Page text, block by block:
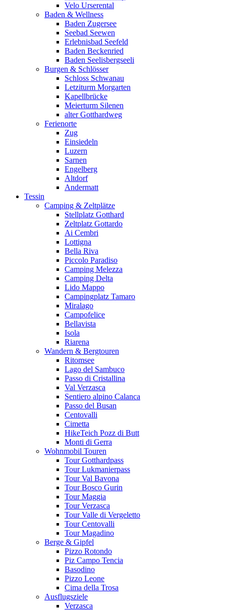
Velo Urserental
Baden & Wellness
Baden Zugersee
Seebad Seewen
Erlebnisbad Seefeld
Baden Beckenried
Baden Seelisbergseeli
Burgen & Schlösser
Schloss Schwanau
Letziturm Morgarten
Kapellbrücke
Meierturm Silenen
alter Gotthardweg
Ferienorte
Zug
Einsiedeln
Luzern
Sarnen
Engelberg
Altdorf
Andermatt
Tessin
Camping & Zeltplätze
Stellplatz Gotthard
Zeltplatz Gottardo
Ai Cembri
Lottigna
Bella Riva
Piccolo Paradiso
Camping Melezza
Camping Delta
Lido Mappo
Campingplatz Tamaro
Miralago
Campofelice
Bellavista
Isola
Riarena
Wandern & Bergtouren
Ritomsee
Lago del Sambuco
Passo di Cristallina
Val Verzasca
Sentiero alpino Calanca
Passo del Busan
Centovalli
Cimetta
HikeTeich Pozz di Butt
Monti di Gerra
Wohnmobil Touren
Tour Gotthardpass
Tour Lukmanierpass
Tour Val Bavona
Tour Bosco Gurin
Tour Maggia
Tour Verzasca
Tour Valle di Vergeletto
Tour Centovalli
Tour Magadino
Berge & Gipfel
Pizzo Rotondo
Piz Campo Tencia
Basodino
Pizzo Leone
Cima della Trosa
Ausflugsziele
Verzasca